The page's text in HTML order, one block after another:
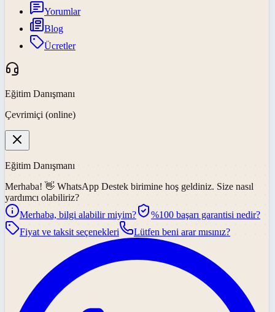
Yorumlar
Blog
Ücretler
Eğitim Danışmanı
Çevrimiçi (online)
Eğitim Danışmanı
Merhaba! 👋 WhatsApp Destek birimine hoş geldiniz. Size nasıl
yardımcı olabiliriz?
Merhaba, bilgi alabilir miyim?
%100 başarı garantisi nedir?
Fiyat ve taksit seçenekleri
Lütfen beni arar mısınız?